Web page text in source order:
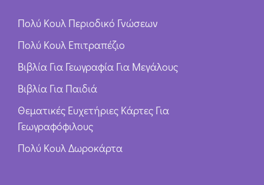
Πολύ Κουλ Περιοδικό Γνώσεων
Πολύ Κουλ Επιτραπέζιο
Βιβλία Για Γεωγραφία Για Μεγάλους
Βιβλία Για Παιδιά
Θεματικές Ευχετήριες Κάρτες Για
Γεωγραφόφιλους
Πολύ Κουλ Δωροκάρτα